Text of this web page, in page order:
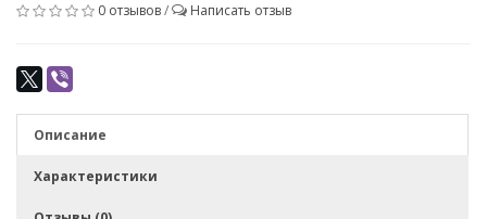
0 отзывов/ Написать отзыв
Описание
Характеристики